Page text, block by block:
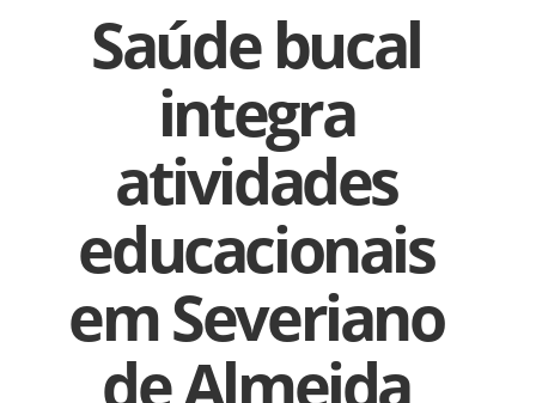
Saúde bucal
integra
atividades
educacionais
em Severiano
de Almeida